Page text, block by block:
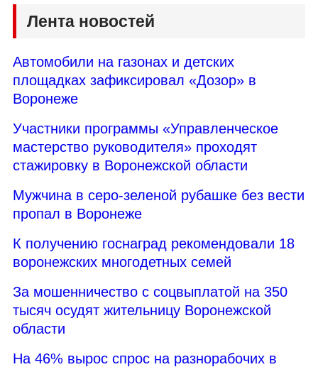
Лента новостей
Автомобили на газонах и детских
площадках зафиксировал «Дозор» в
Воронеже
Участники программы «Управленческое
мастерство руководителя» проходят
стажировку в Воронежской области
Мужчина в серо-зеленой рубашке без вести
пропал в Воронеже
К получению госнаград рекомендовали 18
воронежских многодетных семей
За мошенничество с соцвыплатой на 350
тысяч осудят жительницу Воронежской
области
На 46% вырос спрос на разнорабочих в